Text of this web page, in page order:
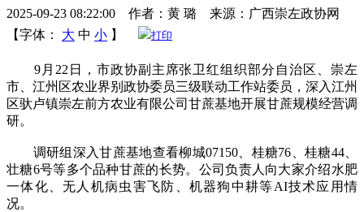
2025-09-23 08:22:00 作者：黄 璐 来源：广西崇左政协网
【字体：
大 中 小 】 打印
9月22日，市政协副主席张卫红组织部分自治区、崇左
市、江州区农业界别政协委员三级联动工作站委员，深入江州
区驮卢镇崇左前方农业有限公司甘蔗基地开展甘蔗规模经营调
研。
调研组深入甘蔗基地查看柳城07150、桂糖76、桂糖44、
壮糖6号等多个品种甘蔗的长势。公司负责人向大家介绍水肥
一体化、无人机病虫害飞防、机器狗中耕等AI技术应用情
况。